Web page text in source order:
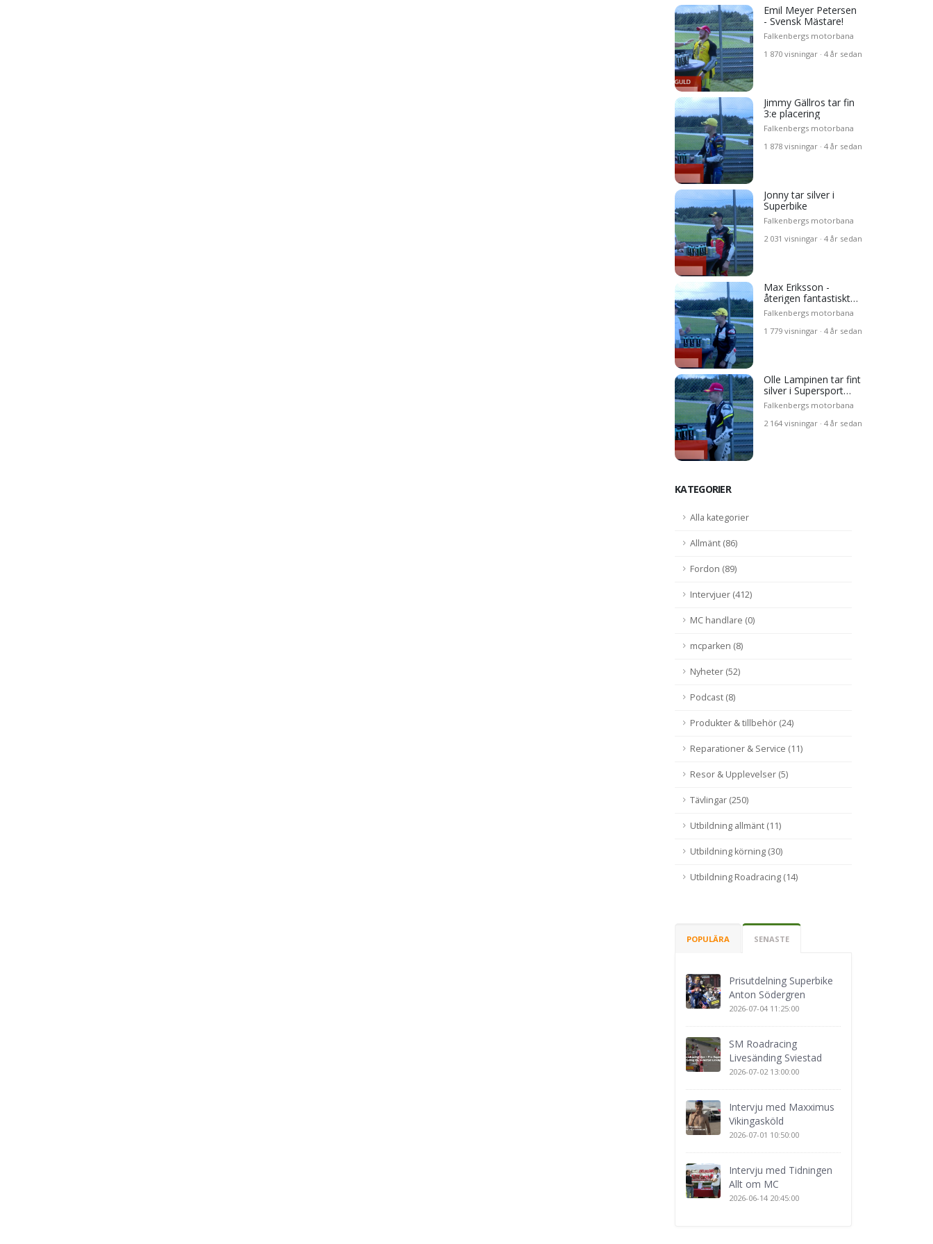
Emil Meyer Petersen
- Svensk Mästare!
Falkenbergs motorbana
1 870 visningar · 4 år sedan
Jimmy Gällros tar fin
3:e placering
Falkenbergs motorbana
1 878 visningar · 4 år sedan
Jonny tar silver i
Superbike
Falkenbergs motorbana
2 031 visningar · 4 år sedan
Max Eriksson -
återigen fantastiskt
guld
Falkenbergs motorbana
1 779 visningar · 4 år sedan
Olle Lampinen tar fint
silver i Supersport
600
Falkenbergs motorbana
2 164 visningar · 4 år sedan
KATEGORIER
Alla kategorier
Allmänt (86)
Fordon (89)
Intervjuer (412)
MC handlare (0)
mcparken (8)
Nyheter (52)
Podcast (8)
Produkter & tillbehör (24)
Reparationer & Service (11)
Resor & Upplevelser (5)
Tävlingar (250)
Utbildning allmänt (11)
Utbildning körning (30)
Utbildning Roadracing (14)
POPULÄRA SENASTE
Prisutdelning Superbike
Anton Södergren
2026-07-04 11:25:00
SM Roadracing
Livesänding Sviestad
2026-07-02 13:00:00
Intervju med Maxximus
Vikingasköld
2026-07-01 10:50:00
Intervju med Tidningen
Allt om MC
2026-06-14 20:45:00